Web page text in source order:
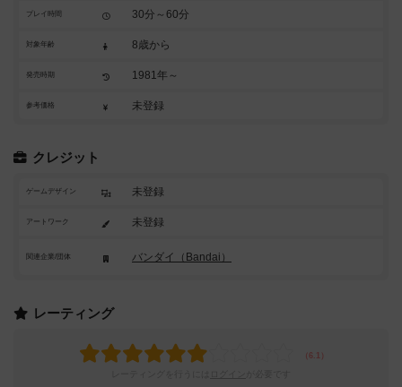
プレイ時間 30分～60分
対象年齢 8歳から
発売時期 1981年～
参考価格 未登録
クレジット
ゲームデザイン 未登録
アートワーク 未登録
関連企業/団体 バンダイ（Bandai）
レーティング